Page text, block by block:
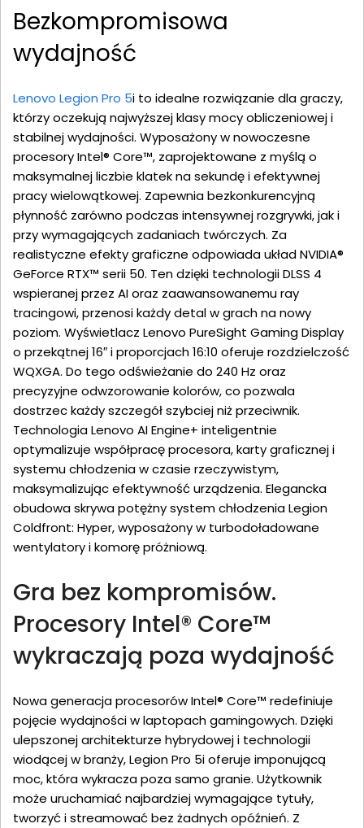
Bezkompromisowa
wydajność
Lenovo Legion Pro 5i to idealne rozwiązanie dla graczy,
którzy oczekują najwyższej klasy mocy obliczeniowej i
stabilnej wydajności. Wyposażony w nowoczesne
procesory Intel® Core™, zaprojektowane z myślą o
maksymalnej liczbie klatek na sekundę i efektywnej
pracy wielowątkowej. Zapewnia bezkonkurencyjną
płynność zarówno podczas intensywnej rozgrywki, jak i
przy wymagających zadaniach twórczych. Za
realistyczne efekty graficzne odpowiada układ NVIDIA®
GeForce RTX™ serii 50. Ten dzięki technologii DLSS 4
wspieranej przez AI oraz zaawansowanemu ray
tracingowi, przenosi każdy detal w grach na nowy
poziom. Wyświetlacz Lenovo PureSight Gaming Display
o przekątnej 16″ i proporcjach 16:10 oferuje rozdzielczość
WQXGA. Do tego odświeżanie do 240 Hz oraz
precyzyjne odwzorowanie kolorów, co pozwala
dostrzec każdy szczegół szybciej niż przeciwnik.
Technologia Lenovo AI Engine+ inteligentnie
optymalizuje współpracę procesora, karty graficznej i
systemu chłodzenia w czasie rzeczywistym,
maksymalizując efektywność urządzenia. Elegancka
obudowa skrywa potężny system chłodzenia Legion
Coldfront: Hyper, wyposażony w turbodoładowane
wentylatory i komorę próżniową.
Gra bez kompromisów.
Procesory Intel® Core™
wykraczają poza wydajność
Nowa generacja procesorów Intel® Core™ redefiniuje
pojęcie wydajności w laptopach gamingowych. Dzięki
ulepszonej architekturze hybrydowej i technologii
wiodącej w branży, Legion Pro 5i oferuje imponującą
moc, która wykracza poza samo granie. Użytkownik
może uruchamiać najbardziej wymagające tytuły,
tworzyć i streamować bez żadnych opóźnień. Z